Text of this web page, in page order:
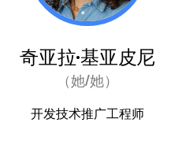
奇亚拉·基亚皮尼
（她/她）
开发技术推广工程师